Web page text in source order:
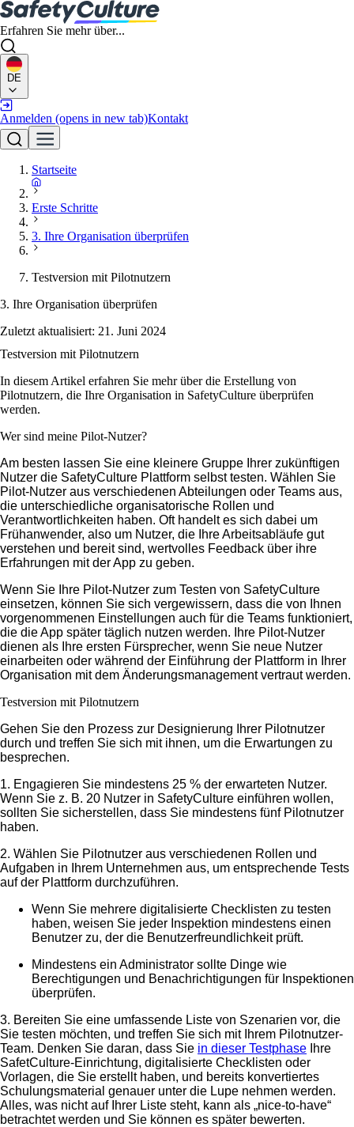
Erfahren Sie mehr über...
DE
Anmelden (opens in new tab)Kontakt
Startseite
Erste Schritte
3. Ihre Organisation überprüfen
Testversion mit Pilotnutzern
3. Ihre Organisation überprüfen
Zuletzt aktualisiert: 21. Juni 2024
Testversion mit Pilotnutzern
In diesem Artikel erfahren Sie mehr über die Erstellung von
Pilotnutzern, die Ihre Organisation in SafetyCulture überprüfen
werden.
Wer sind meine Pilot-Nutzer?
Am besten lassen Sie eine kleinere Gruppe Ihrer zukünftigen
Nutzer die SafetyCulture Plattform selbst testen. Wählen Sie
Pilot-Nutzer aus verschiedenen Abteilungen oder Teams aus,
die unterschiedliche organisatorische Rollen und
Verantwortlichkeiten haben. Oft handelt es sich dabei um
Frühanwender, also um Nutzer, die Ihre Arbeitsabläufe gut
verstehen und bereit sind, wertvolles Feedback über ihre
Erfahrungen mit der App zu geben.
Wenn Sie Ihre Pilot-Nutzer zum Testen von SafetyCulture
einsetzen, können Sie sich vergewissern, dass die von Ihnen
vorgenommenen Einstellungen auch für die Teams funktioniert,
die die App später täglich nutzen werden. Ihre Pilot-Nutzer
dienen als Ihre ersten Fürsprecher, wenn Sie neue Nutzer
einarbeiten oder während der Einführung der Plattform in Ihrer
Organisation mit dem Änderungsmanagement vertraut werden.
Testversion mit Pilotnutzern
Gehen Sie den Prozess zur Designierung Ihrer Pilotnutzer
durch und treffen Sie sich mit ihnen, um die Erwartungen zu
besprechen.
1. Engagieren Sie mindestens 25 % der erwarteten Nutzer.
Wenn Sie z. B. 20 Nutzer in SafetyCulture einführen wollen,
sollten Sie sicherstellen, dass Sie mindestens fünf Pilotnutzer
haben.
2. Wählen Sie Pilotnutzer aus verschiedenen Rollen und
Aufgaben in Ihrem Unternehmen aus, um entsprechende Tests
auf der Plattform durchzuführen.
Wenn Sie mehrere digitalisierte Checklisten zu testen
haben, weisen Sie jeder Inspektion mindestens einen
Benutzer zu, der die Benutzerfreundlichkeit prüft.
Mindestens ein Administrator sollte Dinge wie
Berechtigungen und Benachrichtigungen für Inspektionen
überprüfen.
3. Bereiten Sie eine umfassende Liste von Szenarien vor, die
Sie testen möchten, und treffen Sie sich mit Ihrem Pilotnutzer-
Team. Denken Sie daran, dass Sie in dieser Testphase Ihre
SafetCulture-Einrichtung, digitalisierte Checklisten oder
Vorlagen, die Sie erstellt haben, und bereits konvertiertes
Schulungsmaterial genauer unter die Lupe nehmen werden.
Alles, was nicht auf Ihrer Liste steht, kann als „nice-to-have“
betrachtet werden und Sie können es später bewerten.